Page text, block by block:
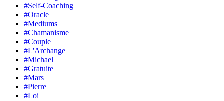
#Self-Coaching
#Oracle
#Mediums
#Chamanisme
#Couple
#L'Archange
#Michael
#Gratuite
#Mars
#Pierre
#Loi